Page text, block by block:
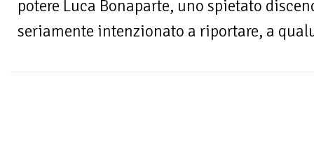
potere Luca Bonaparte, uno spietato
seriamente intenzionato a riportare, a